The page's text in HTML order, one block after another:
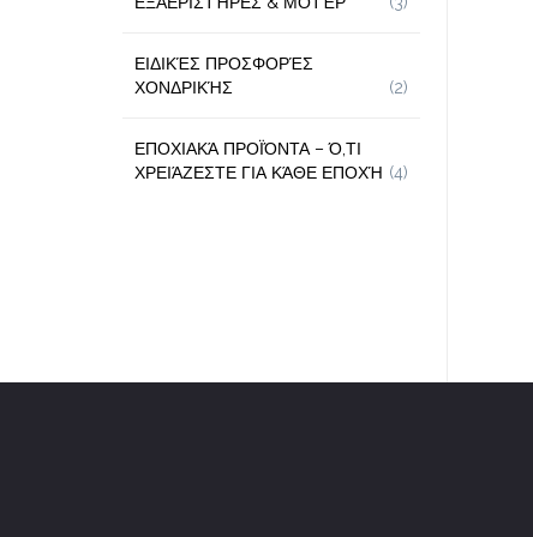
ΕΙΔΙΚΈΣ ΠΡΟΣΦΟΡΈΣ
ΧΟΝΔΡΙΚΉΣ
(2)
ΕΠΟΧΙΑΚΆ ΠΡΟΪΌΝΤΑ – Ό,ΤΙ
ΧΡΕΙΆΖΕΣΤΕ ΓΙΑ ΚΆΘΕ ΕΠΟΧΉ (4)